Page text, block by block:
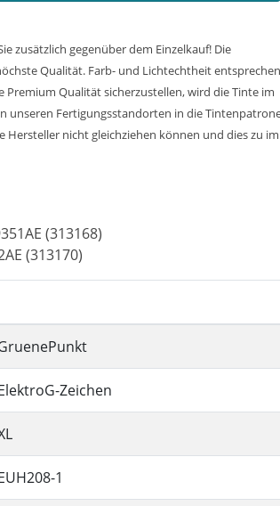
zusätzlich gegenüber dem Einzelkauf! Die
Qualität. Farb- und Lichtechtheit entsprechen
Qualität sicherzustellen, wird die Tinte im
unseren Fertigungsstandorten in die
nicht gleichziehen können und dies zu
(313168)
(313170)
Zeichen
1